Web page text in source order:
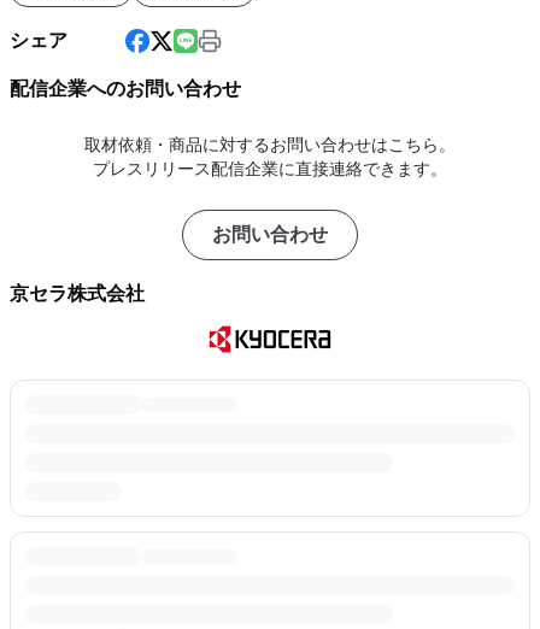
シェア
配信企業へのお問い合わせ
取材依頼・商品に対するお問い合わせはこちら。
プレスリリース配信企業に直接連絡できます。
お問い合わせ
京セラ株式会社